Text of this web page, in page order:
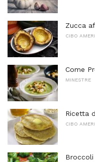
Zucca
CIBO
Come
MINESTRE
Ricetta
CIBO